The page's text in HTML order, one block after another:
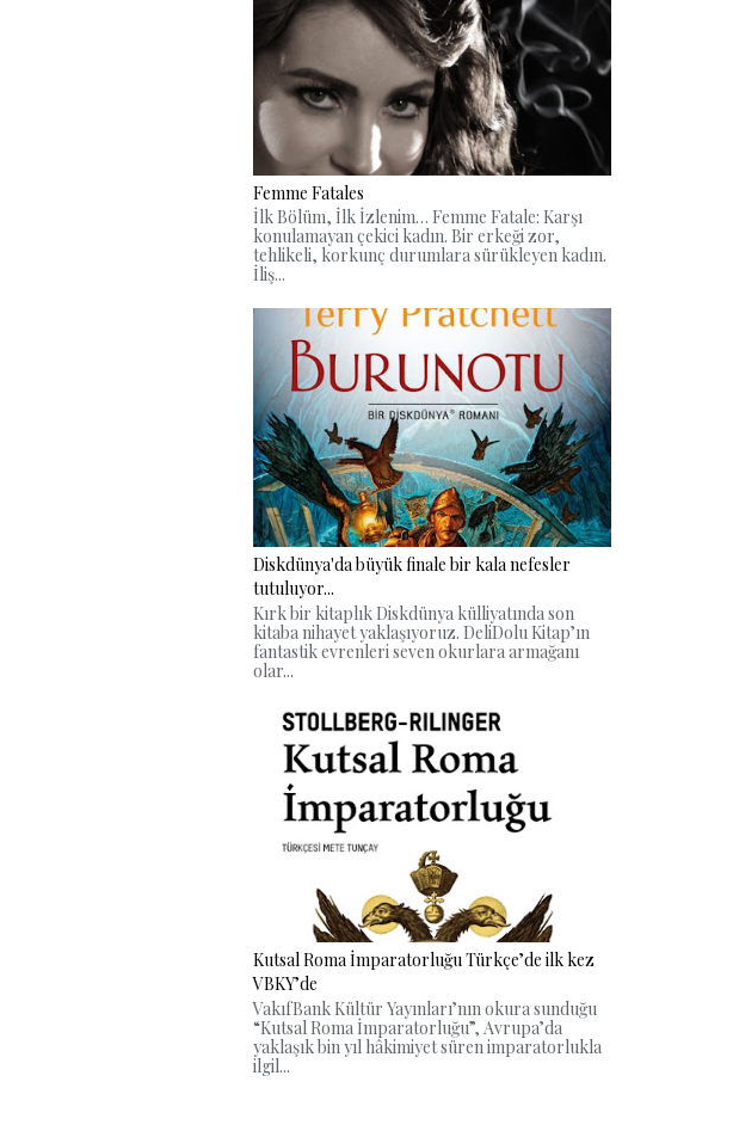
Femme Fatales
İlk Bölüm, İlk İzlenim… Femme Fatale: Karşı
konulamayan çekici kadın. Bir erkeği zor,
tehlikeli, korkunç durumlara sürükleyen kadın.
İliş...
Diskdünya'da büyük finale bir kala nefesler
tutuluyor...
Kırk bir kitaplık Diskdünya külliyatında son
kitaba nihayet yaklaşıyoruz. DeliDolu Kitap’ın
fantastik evrenleri seven okurlara armağanı
olar...
Kutsal Roma İmparatorluğu Türkçe’de ilk kez
VBKY’de
VakıfBank Kültür Yayınları’nın okura sunduğu
“Kutsal Roma İmparatorluğu”, Avrupa’da
yaklaşık bin yıl hâkimiyet süren imparatorlukla
ilgil...